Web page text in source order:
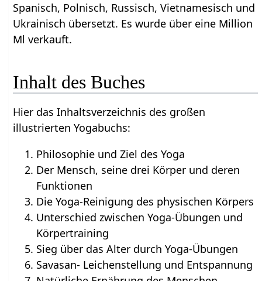
Spanisch, Polnisch, Russisch, Vietnamesisch und
Ukrainisch übersetzt. Es wurde über eine Million
Ml verkauft.
Inhalt des Buches
Hier das Inhaltsverzeichnis des großen
illustrierten Yogabuchs:
Philosophie und Ziel des Yoga
Der Mensch, seine drei Körper und deren
Funktionen
Die Yoga-Reinigung des physischen Körpers
Unterschied zwischen Yoga-Übungen und
Körpertraining
Sieg über das Alter durch Yoga-Übungen
Savasan- Leichenstellung und Entspannung